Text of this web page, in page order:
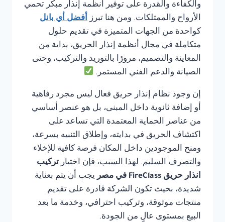
والكفاءة والقدرة على توفير أنظمة إنذار مبكر تحمي
الأرواح والممتلكات. ومن هنا تبرز أفضل أي بانل
كواحدة من الجهات المتميزة في تقديم حلول
متكاملة في مجال أنظمة إنذار الحريق، بداية من
المعاينة والتصميم، مرورًا بالتوريد والتركيب، وحتى
الصيانة والدعم الفني المستمر.
إن وجود نظام إنذار حريق فعال ليس مجرد رفاهية
أو إضافة ثانوية داخل المبنى، بل هو عنصر أساسي
من عناصر الحماية المعتمدة التي تساعد على
اكتشاف الحريق في بدايته، وإطلاق التنبيه بسرعة،
ومنح الموجودين داخل المكان فرصة كافية للإخلاء
والتصرف السليم. لهذا السبب، فإن اختيار تركيب
انذار حريق FireClass في مصر
يجب أن يتم بعناية
شديدة، بحيث تكون الشركة قادرة على تقديم
منتجات موثوقة، وتركيب احترافي، وخدمة ما بعد
البيع بمستوى عالٍ من الجودة.